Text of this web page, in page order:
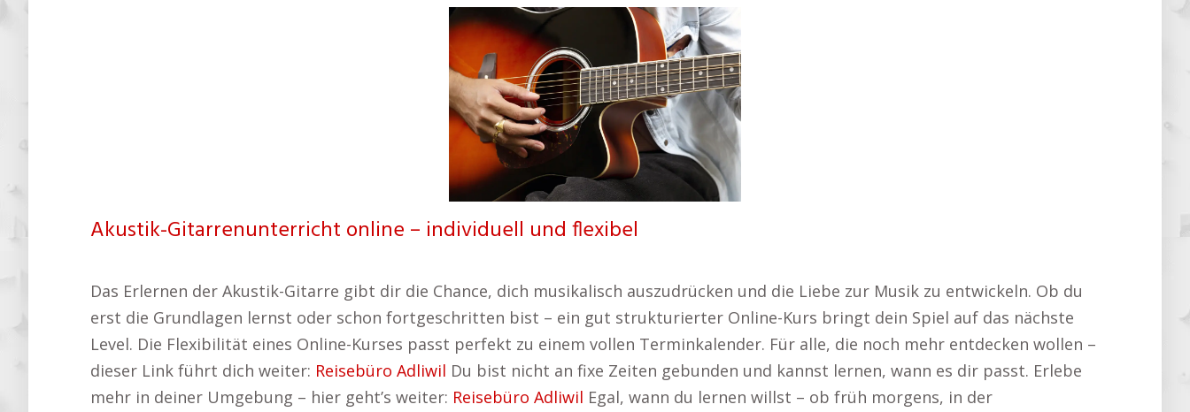
Akustik-Gitarrenunterricht online – individuell und flexibel
Das Erlernen der Akustik-Gitarre gibt dir die Chance, dich musikalisch auszudrücken und die Liebe zur Musik zu entwickeln. Ob du
erst die Grundlagen lernst oder schon fortgeschritten bist – ein gut strukturierter Online-Kurs bringt dein Spiel auf das nächste
Level. Die Flexibilität eines Online-Kurses passt perfekt zu einem vollen Terminkalender. Für alle, die noch mehr entdecken wollen –
dieser Link führt dich weiter: Reisebüro Adliwil Du bist nicht an fixe Zeiten gebunden und kannst lernen, wann es dir passt. Erlebe
mehr in deiner Umgebung – hier geht’s weiter: Reisebüro Adliwil Egal, wann du lernen willst – ob früh morgens, in der